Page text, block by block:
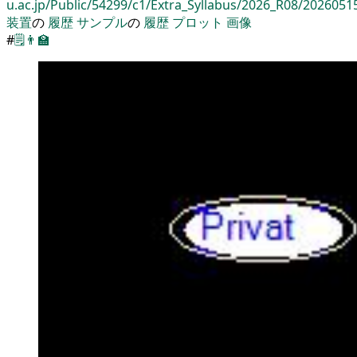
u.ac.jp/Public/54299/c1/Extra_Syllabus/2026_R08/
装置の 履歴サンプルの 履歴 プロット 画像
#🗒️👨‍🏫